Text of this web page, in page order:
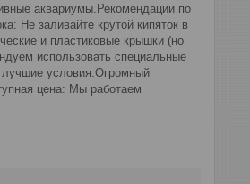
аквариумы.Рекомендации по
Не заливайте крутой кипяток в
и пластиковые крышки (но
использовать специальные
лучшие условия:Огромный
цена: Мы работаем